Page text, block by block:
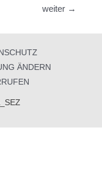
weiter →
ÄNDERN